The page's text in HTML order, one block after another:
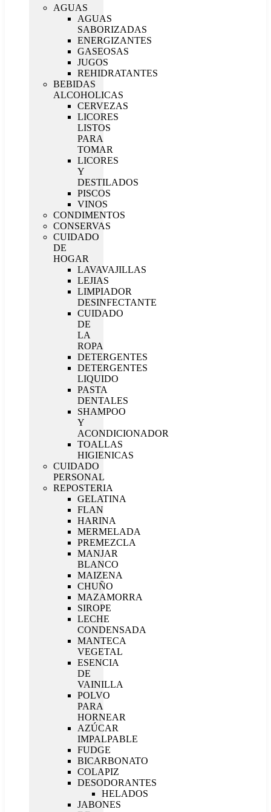
AGUAS
AGUAS
SABORIZADAS
ENERGIZANTES
GASEOSAS
JUGOS
REHIDRATANTES
BEBIDAS
ALCOHOLICAS
CERVEZAS
LICORES
LISTOS
PARA
TOMAR
LICORES
Y
DESTILADOS
PISCOS
VINOS
CONDIMENTOS
CONSERVAS
CUIDADO
DE
HOGAR
LAVAVAJILLAS
LEJIAS
LIMPIADOR
DESINFECTANTE
CUIDADO
DE
LA
ROPA
DETERGENTES
DETERGENTES
LIQUIDO
PASTA
DENTALES
SHAMPOO
Y
ACONDICIONADOR
TOALLAS
HIGIENICAS
CUIDADO
PERSONAL
REPOSTERIA
GELATINA
FLAN
HARINA
MERMELADA
PREMEZCLA
MANJAR
BLANCO
MAIZENA
CHUÑO
MAZAMORRA
SIROPE
LECHE
CONDENSADA
MANTECA
VEGETAL
ESENCIA
DE
VAINILLA
POLVO
PARA
HORNEAR
AZÚCAR
IMPALPABLE
FUDGE
BICARBONATO
COLAPIZ
DESODORANTES
HELADOS
JABONES